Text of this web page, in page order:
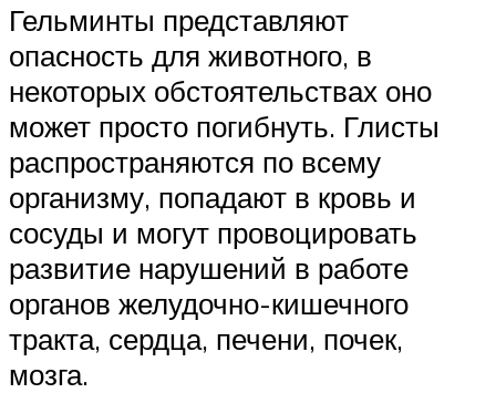
Гельминты представляют
опасность для животного, в
некоторых обстоятельствах оно
может просто погибнуть. Глисты
распространяются по всему
организму, попадают в кровь и
сосуды и могут провоцировать
развитие нарушений в работе
органов желудочно-кишечного
тракта, сердца, печени, почек,
мозга.